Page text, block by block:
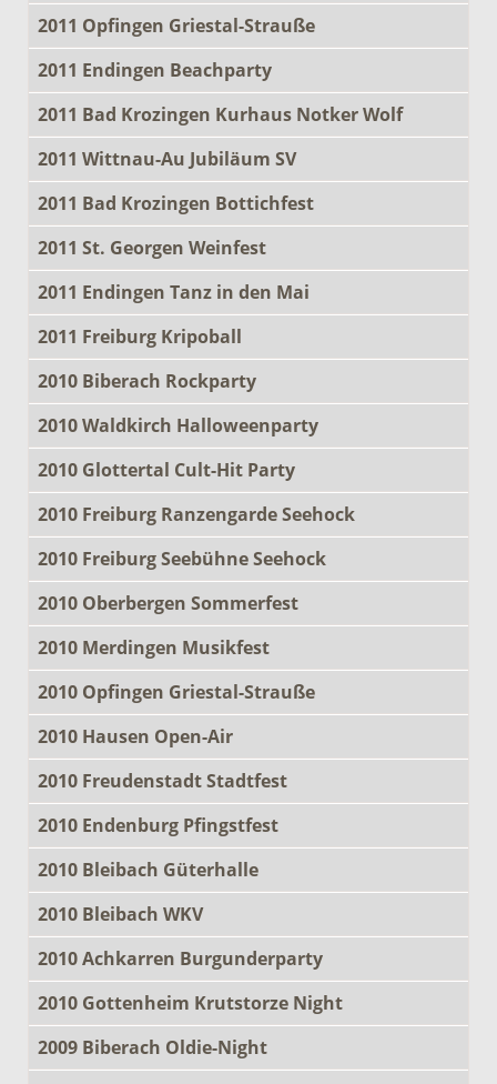
2011 Opfingen Griestal-Strauße
2011 Endingen Beachparty
2011 Bad Krozingen Kurhaus Notker Wolf
2011 Wittnau-Au Jubiläum SV
2011 Bad Krozingen Bottichfest
2011 St. Georgen Weinfest
2011 Endingen Tanz in den Mai
2011 Freiburg Kripoball
2010 Biberach Rockparty
2010 Waldkirch Halloweenparty
2010 Glottertal Cult-Hit Party
2010 Freiburg Ranzengarde Seehock
2010 Freiburg Seebühne Seehock
2010 Oberbergen Sommerfest
2010 Merdingen Musikfest
2010 Opfingen Griestal-Strauße
2010 Hausen Open-Air
2010 Freudenstadt Stadtfest
2010 Endenburg Pfingstfest
2010 Bleibach Güterhalle
2010 Bleibach WKV
2010 Achkarren Burgunderparty
2010 Gottenheim Krutstorze Night
2009 Biberach Oldie-Night